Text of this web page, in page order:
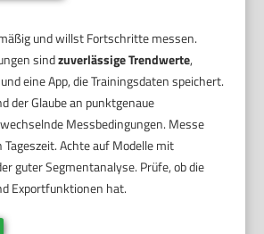
und willst Fortschritte messen.
sindzuverlässige Trendwerte,
eine App, die Trainingsdaten speichert.
der Glaube an punktgenaue
Messbedingungen. Messe
Achte auf Modelle mit
guter Segmentanalyse. Prüfe, ob die
Exportfunktionen hat.